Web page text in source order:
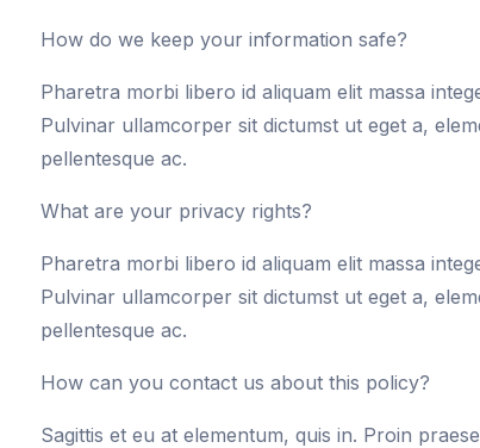
How do we keep your information safe?
Pharetra morbi libero id aliquam elit massa
Pulvinar ullamcorper sit dictumst ut eget a,
pellentesque ac.
What are your privacy rights?
Pharetra morbi libero id aliquam elit massa
Pulvinar ullamcorper sit dictumst ut eget a,
pellentesque ac.
How can you contact us about this policy?
Sagittis et eu at elementum, quis in. Proin